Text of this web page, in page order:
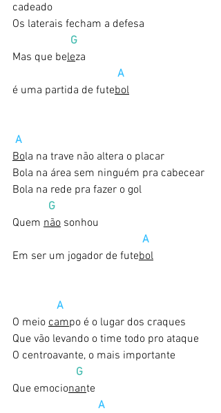
cadeado
Os laterais fecham a defesa
G
Mas que beleza
A
é uma partida de futebol
A
Bola na trave não altera o placar
Bola na área sem ninguém pra cabecear
Bola na rede pra fazer o gol
G
Quem não sonhou
A
Em ser um jogador de futebol
A
O meio campo é o lugar dos craques
Que vão levando o time todo pro ataque
O centroavante, o mais importante
G
Que emocionante
A